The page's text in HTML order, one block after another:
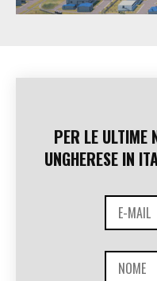
PER LE ULTIME
UNGHERESE IN